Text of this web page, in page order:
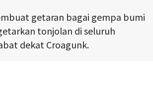
getaran bagai gempa bumi
tonjolan di seluruh
dekat Croagunk.